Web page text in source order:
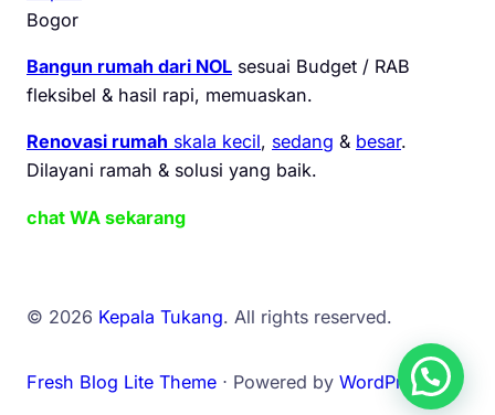
Bogor
Bangun rumah dari NOL sesuai Budget / RAB
fleksibel & hasil rapi, memuaskan.
Renovasi rumah skala kecil, sedang & besar.
Dilayani ramah & solusi yang baik.
chat WA sekarang
© 2026 Kepala Tukang. All rights reserved.
Fresh Blog Lite Theme ⋅ Powered by WordPress